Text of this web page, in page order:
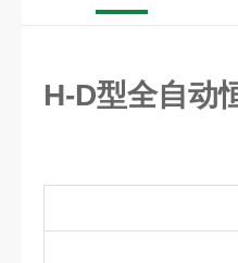
H-D型全自动